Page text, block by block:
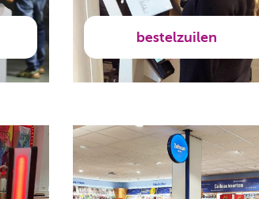
bestelzuilen